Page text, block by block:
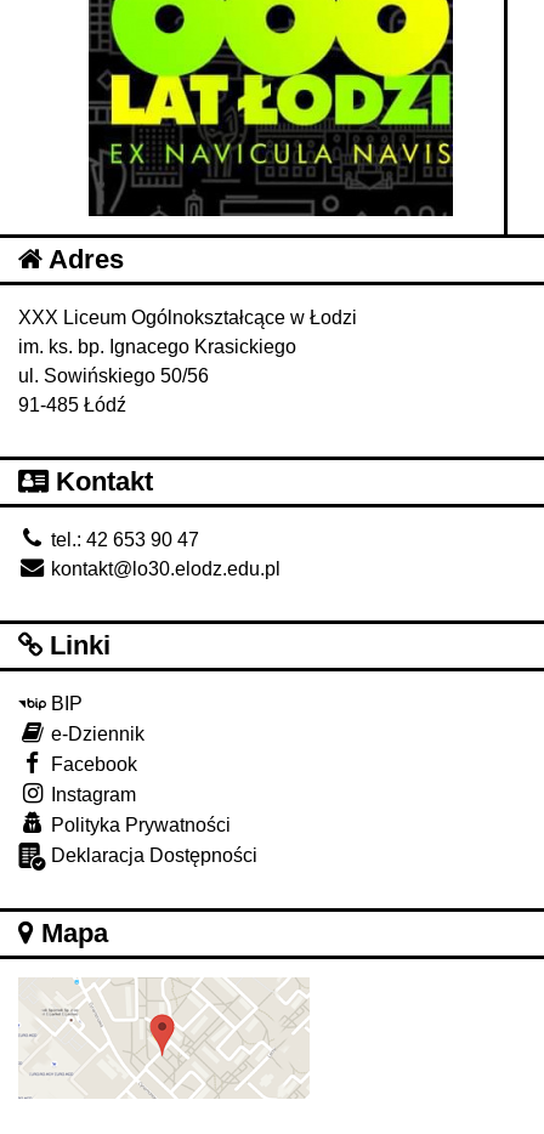
Adres
XXX Liceum Ogólnokształcące w Łodzi
im. ks. bp. Ignacego Krasickiego
ul. Sowińskiego 50/56
91-485 Łódź
Kontakt
tel.: 42 653 90 47
kontakt@lo30.elodz.edu.pl
Linki
BIP
e-Dziennik
Facebook
Instagram
Polityka Prywatności
Deklaracja Dostępności
Mapa